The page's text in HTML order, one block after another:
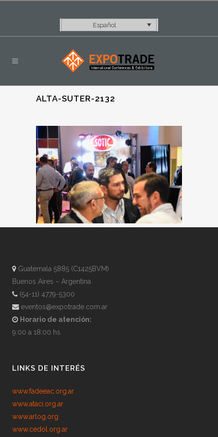
Español
ALTA-SUTER-2132
Guatemala 5885 (C1425BVM)
Buenos Aires – Argentina
(54-11) 4779-5300
eventos@expotrade.com.ar
Horario de atención:
9:00 a 18:00 hs.
LINKS DE INTERÉS
www.fadeeac.org.ar
www.ataci.org.ar
www.arlog.org
www.cedol.org.ar